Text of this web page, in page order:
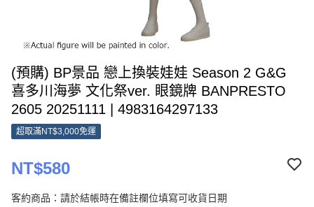
(預購) BP景品 戀上換裝娃娃 Season 2 G&G
喜多川海夢 文化祭ver. 眼鏡牌 BANPRESTO
2605 20251111 | 4983164297133
超取滿NT$3,000免運
NT$580
客約商品：請於結帳時在備註欄位填寫可收貨日期